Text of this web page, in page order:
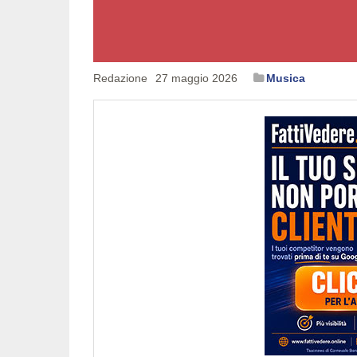
Redazione 27 maggio 2026 Musica